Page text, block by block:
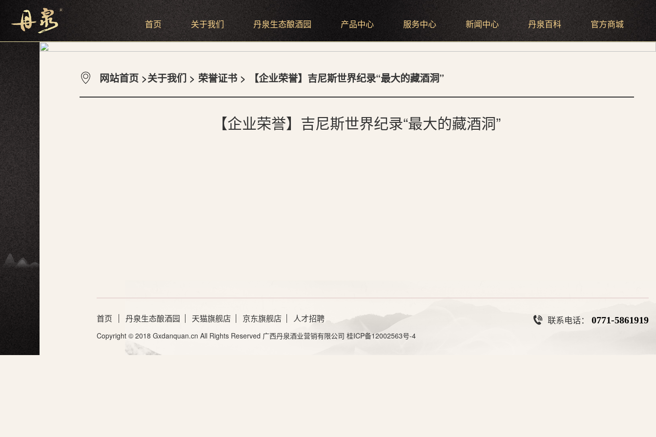
首页 关于我们 丹泉生态酿酒园 产品中心 服务中心 新闻中心 丹泉百科 官方商城
网站首页>关于我们> 荣誉证书> 【企业荣誉】吉尼斯世界纪录“最大的藏酒洞”
【企业荣誉】吉尼斯世界纪录“最大的藏酒洞”
首页 丹泉生态酿酒园 天猫旗舰店 京东旗舰店 人才招聘 联系电话： 0771-5861919
Copyright © 2018 Gxdanquan.cn All Rights Reserved 广西丹泉酒业营销有限公司 桂ICP备12002563号-4